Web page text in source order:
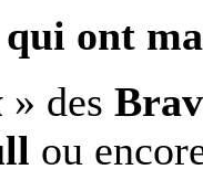
ont
» des
ou